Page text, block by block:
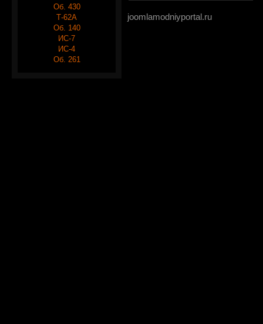
Об. 430
Т-62А
Об. 140
ИС-7
ИС-4
Об. 261
joomlamodniyportal.ru